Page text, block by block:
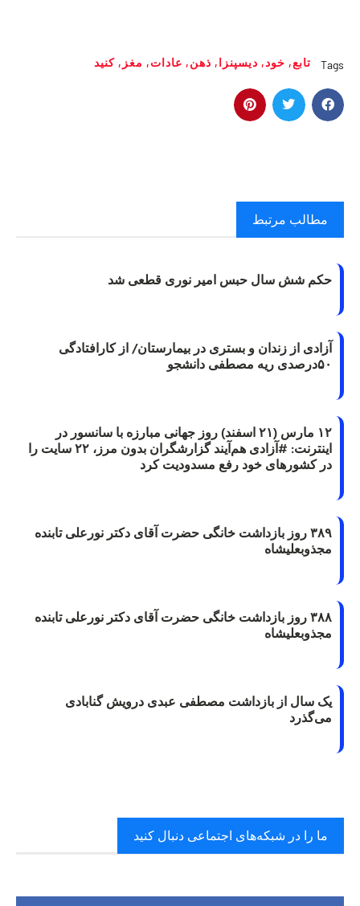
Tags تابع, خود, دیسپنزا, ذهن, عادات, مغز , کنید
مطالب مرتبط
حکم شش سال حبس امیر نوری قطعی شد
آزادی از زندان و بستری در بیمارستان/ از کارافتادگی
۵۰درصدی ریه مصطفی دانشجو
۱۲ مارس (۲۱ اسفند) روز جهانی مبارزه با سانسور در
اینترنت: #آزادی هم‌آیند گزارشگران‌ بدون مرز، ۲۲ سایت را
در کشورهای خود رفع مسدودیت کرد
۳۸۹ روز بازداشت خانگی حضرت آقای دکتر نورعلی تابنده
مجذوبعلیشاه
۳۸۸ روز بازداشت خانگی حضرت آقای دکتر نورعلی تابنده
مجذوبعلیشاه
یک سال از بازداشت مصطفی عبدی درویش گنابادی
می‌گذرد
ما را در شبکه‌های اجتماعی دنبال کنید